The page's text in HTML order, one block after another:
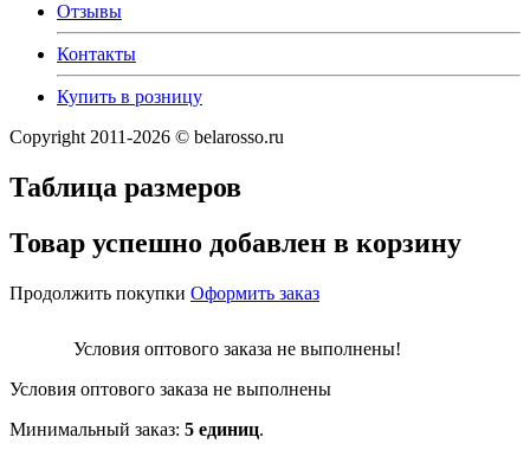
Отзывы
Контакты
Купить в розницу
Copyright 2011-2026 © belarosso.ru
Таблица размеров
Товар успешно добавлен в корзину
Продолжить покупки Оформить заказ
Условия оптового заказа не выполнены!
Условия оптового заказа не выполнены
Минимальный заказ: 5 единиц.